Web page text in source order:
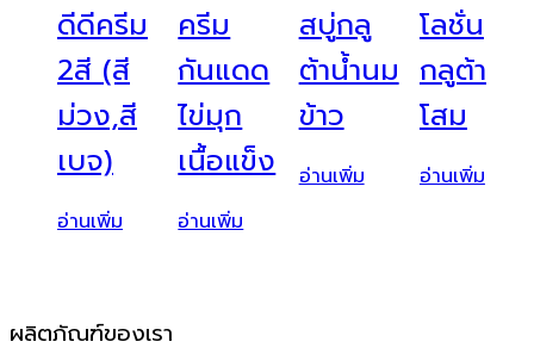
ดีดีครีม
2สี (สี
ม่วง,สี
เบจ)
อ่านเพิ่ม
ครีม
กันแดด
ไข่มุก
เนื้อแข็ง
อ่านเพิ่ม
สบู่กลู
ต้าน้ำนม
ข้าว
อ่านเพิ่ม
โลชั่น
กลูต้า
โสม
อ่านเพิ่ม
ผลิตภัณฑ์ของเรา